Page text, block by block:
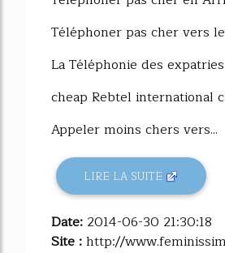
Téléphoner pas cher vers
La Téléphonie des
cheap Rebtel international
Appeler moins chers vers...
LIRE LA SUITE
Date: 2014-06-30 21:30:18
Site :http://